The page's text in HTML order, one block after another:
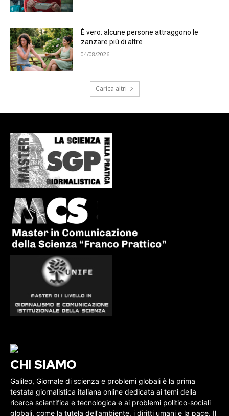
È vero: alcune persone attraggono le
zanzare più di altre
04/08/2026
Carica altri
CHI SIAMO
Galileo, Giornale di scienza e problemi globali è la prima
testata giornalistica italiana online dedicata ai temi della
ricerca scientifica e tecnologica e ai problemi politico-sociali
globali, come la tutela dell’ambiente, i diritti umani e la pace. Il